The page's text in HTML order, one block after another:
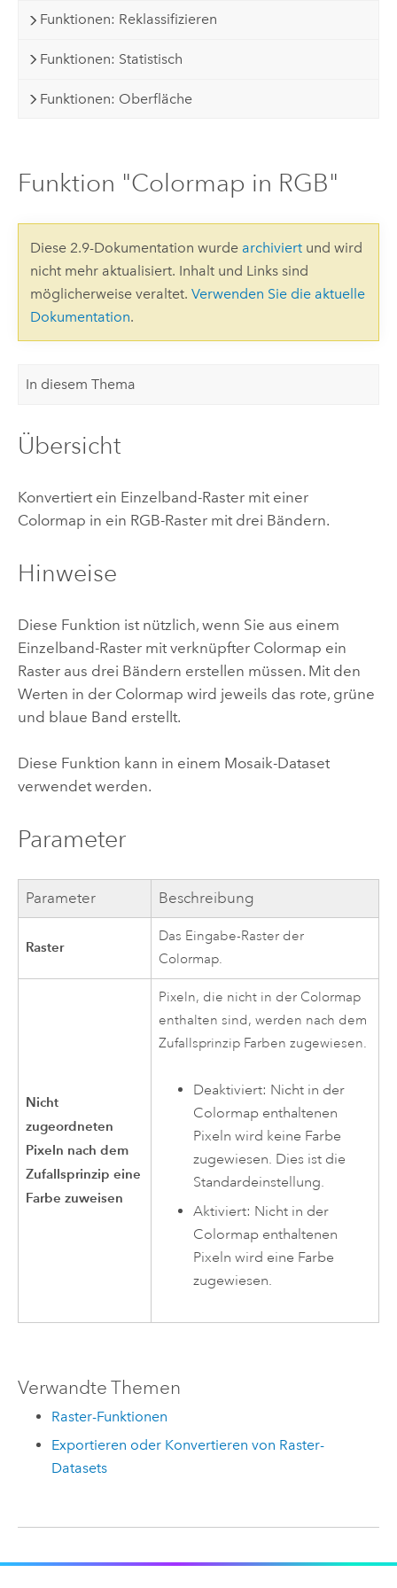
Funktionen: Reklassifizieren
Funktionen: Statistisch
Funktionen: Oberfläche
Funktion "Colormap in RGB"
Diese 2.9-Dokumentation wurde archiviertund wird
nicht mehr aktualisiert. Inhalt und Links sind
möglicherweise veraltet. Verwenden Sie die aktuelle
Dokumentation.
In diesem Thema
Übersicht
Konvertiert ein Einzelband-Raster mit einer
Colormap in ein RGB-Raster mit drei Bändern.
Hinweise
Diese Funktion ist nützlich, wenn Sie aus einem
Einzelband-Raster mit verknüpfter Colormap ein
Raster aus drei Bändern erstellen müssen. Mit den
Werten in der Colormap wird jeweils das rote, grüne
und blaue Band erstellt.
Diese Funktion kann in einem Mosaik-Dataset
verwendet werden.
Parameter
Parameter Beschreibung
Raster
Das Eingabe-Raster der
Colormap.
Nicht
zugeordneten
Pixeln nach dem
Zufallsprinzip eine
Farbe zuweisen
Pixeln, die nicht in der Colormap
enthalten sind, werden nach dem
Zufallsprinzip Farben zugewiesen.
Deaktiviert: Nicht in der
Colormap enthaltenen
Pixeln wird keine Farbe
zugewiesen. Dies ist die
Standardeinstellung.
Aktiviert: Nicht in der
Colormap enthaltenen
Pixeln wird eine Farbe
zugewiesen.
Verwandte Themen
Raster-Funktionen
Exportieren oder Konvertieren von Raster-
Datasets